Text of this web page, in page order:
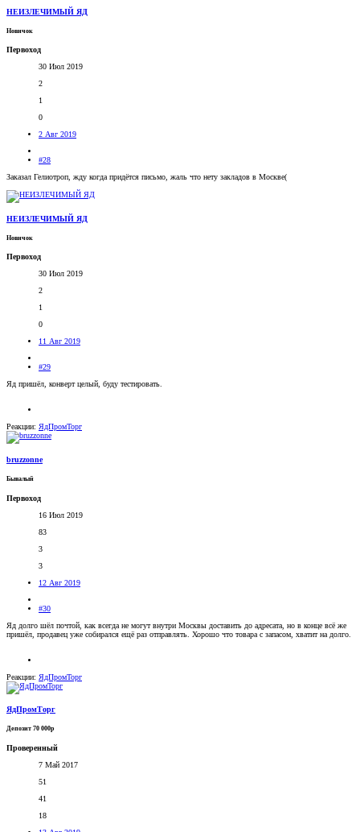
НЕИЗЛЕЧИМЫЙ ЯД
Новичок
Первоход
30 Июл 2019
2
1
0
2 Авг 2019
#28
Заказал Гелиотроп, жду когда придётся письмо, жаль что нету закладов в Москве(
НЕИЗЛЕЧИМЫЙ ЯД
Новичок
Первоход
30 Июл 2019
2
1
0
11 Авг 2019
#29
Яд пришёл, конверт целый, буду тестировать.
Реакции: ЯдПромТорг
bruzzonne
Бывалый
Первоход
16 Июл 2019
83
3
3
12 Авг 2019
#30
Яд долго шёл почтой, как всегда не могут внутри Москвы доставить до адресата, но в конце всё же
пришёл, продавец уже собирался ещё раз отправлять. Хорошо что товара с запасом, хватит на долго.
Реакции: ЯдПромТорг
ЯдПромТорг
Депозит 70 000р
Проверенный
7 Май 2017
51
41
18